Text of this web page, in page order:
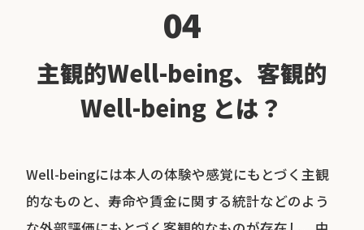
04
主観的Well-being、客観的
Well-being とは？
Well-beingには本人の体験や感覚にもとづく主観
的なものと、寿命や賃金に関する統計などのよう